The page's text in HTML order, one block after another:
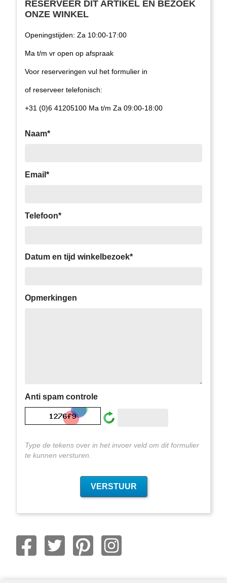
RESERVEER DIT ARTIKEL EN BEZOEK
ONZE WINKEL
Openingstijden: Za 10:00-17:00
Ma t/m vr open op afspraak
Voor reserveringen vul het formulier in
of reserveer telefonisch:
+31 (0)6 41205100 Ma t/m Za 09:00-18:00
Naam*
Email*
Telefoon*
Datum en tijd winkelbezoek*
Opmerkingen
Anti spam controle
Type de tekens over in het invoer veld om dit formulier
te kunnen versturen.